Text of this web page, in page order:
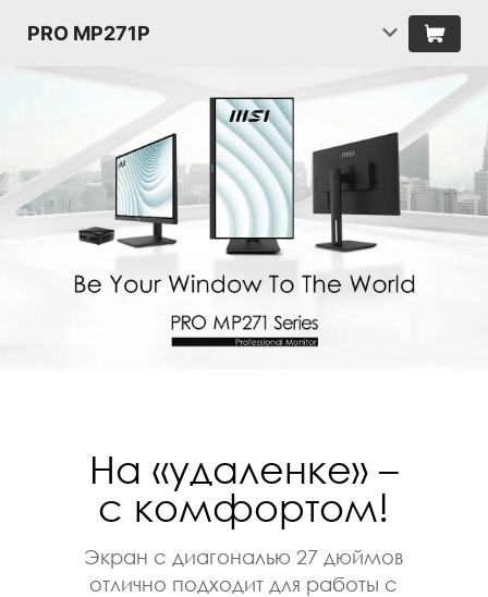
PRO MP271P
На «удаленке» –
с комфортом!
Экран с диагональю 27 дюймов
отлично подходит для работы с